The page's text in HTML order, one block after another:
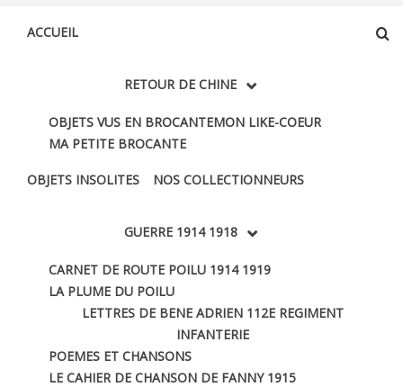
ACCUEIL
RETOUR DE CHINE
OBJETS VUS EN BROCANTEMON LIKE-COEUR
MA PETITE BROCANTE
OBJETS INSOLITES NOS COLLECTIONNEURS
GUERRE 1914 1918
CARNET DE ROUTE POILU 1914 1919
LA PLUME DU POILU
LETTRES DE BENE ADRIEN 112E REGIMENT
INFANTERIE
POEMES ET CHANSONS
LE CAHIER DE CHANSON DE FANNY 1915